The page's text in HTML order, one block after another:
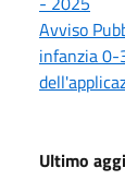
Avviso
infanzia 0-
Ultimo